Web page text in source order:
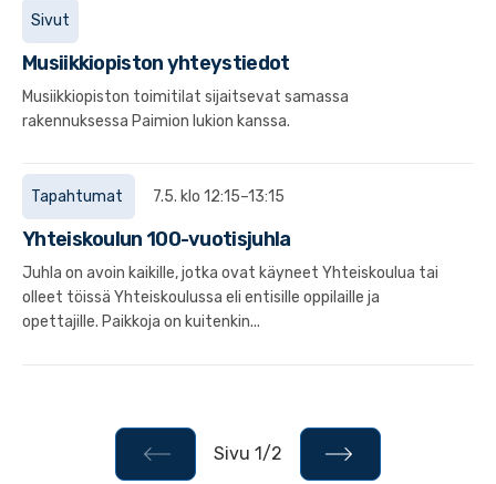
Sivut
Musiikkiopiston yhteystiedot
Musiikkiopiston toimitilat sijaitsevat samassa
rakennuksessa Paimion lukion kanssa.
Tapahtumat 7.5. klo 12:15–13:15
Yhteiskoulun 100-vuotisjuhla
Juhla on avoin kaikille, jotka ovat käyneet Yhteiskoulua tai
olleet töissä Yhteiskoulussa eli entisille oppilaille ja
opettajille. Paikkoja on kuitenkin...
Sivu 1/2